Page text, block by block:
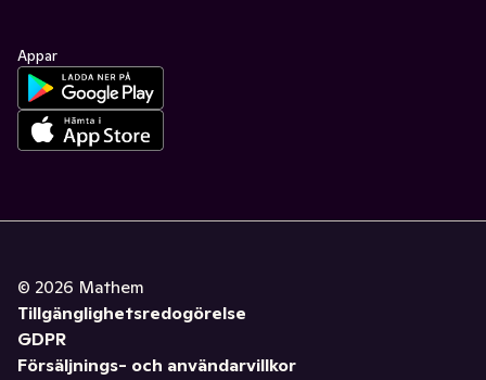
Appar
© 2026 Mathem
Tillgänglighetsredogörelse
GDPR
Försäljnings- och användarvillkor